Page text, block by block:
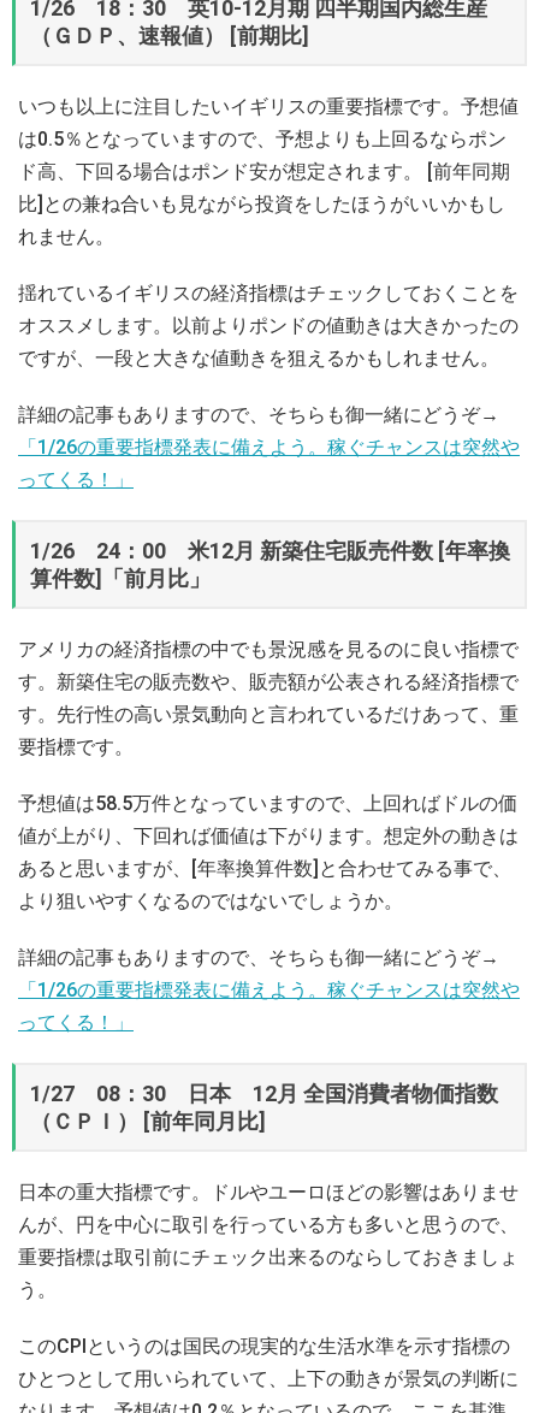
1/26 18：30 英10-12月期 四半期国内総生産
（ＧＤＰ、速報値） [前期比]
いつも以上に注目したいイギリスの重要指標です。予想値
は0.5％となっていますので、予想よりも上回るならポン
ド高、下回る場合はポンド安が想定されます。 [前年同期
比]との兼ね合いも見ながら投資をしたほうがいいかもし
れません。
揺れているイギリスの経済指標はチェックしておくことを
オススメします。以前よりポンドの値動きは大きかったの
ですが、一段と大きな値動きを狙えるかもしれません。
詳細の記事もありますので、そちらも御一緒にどうぞ→
「1/26の重要指標発表に備えよう。稼ぐチャンスは突然や
ってくる！」
1/26 24：00 米12月 新築住宅販売件数 [年率換
算件数]「前月比」
アメリカの経済指標の中でも景況感を見るのに良い指標で
す。新築住宅の販売数や、販売額が公表される経済指標で
す。先行性の高い景気動向と言われているだけあって、重
要指標です。
予想値は58.5万件となっていますので、上回ればドルの価
値が上がり、下回れば価値は下がります。想定外の動きは
あると思いますが、[年率換算件数]と合わせてみる事で、
より狙いやすくなるのではないでしょうか。
詳細の記事もありますので、そちらも御一緒にどうぞ→
「1/26の重要指標発表に備えよう。稼ぐチャンスは突然や
ってくる！」
1/27 08：30 日本 12月 全国消費者物価指数
（ＣＰＩ） [前年同月比]
日本の重大指標です。ドルやユーロほどの影響はありませ
んが、円を中心に取引を行っている方も多いと思うので、
重要指標は取引前にチェック出来るのならしておきましょ
う。
このCPIというのは国民の現実的な生活水準を示す指標の
ひとつとして用いられていて、上下の動きが景気の判断に